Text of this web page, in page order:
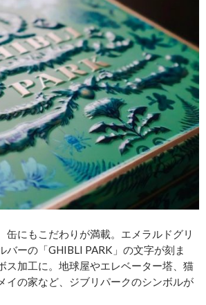
缶にもこだわりが満載。エメラルドグリ
バーの「GHIBLI PARK」の文字が刻ま
ス加工に。地球屋やエレベーター塔、猫
イの家など、ジブリパークのシンボルが